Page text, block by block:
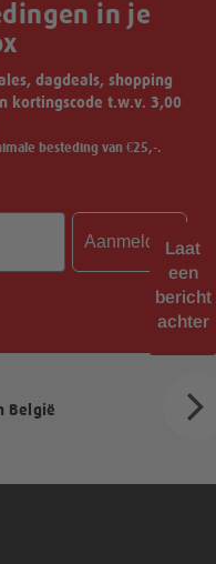
in je
dagdeals, shopping
kortingscode t.w.v. 3,00
besteding van €25,-.
Aanmelden
België
Laat
een
bericht
achter